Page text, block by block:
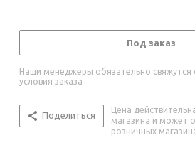
Под заказ
Наши менеджеры обязательно свяжутся
условия заказа
Поделиться
Цена
магазина и может
розничных